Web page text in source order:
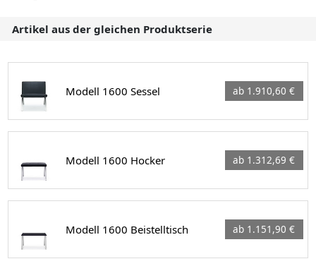
Artikel aus der gleichen Produktserie
Modell 1600 Sessel ab 1.910,60 €
Modell 1600 Hocker ab 1.312,69 €
Modell 1600 Beistelltisch ab 1.151,90 €